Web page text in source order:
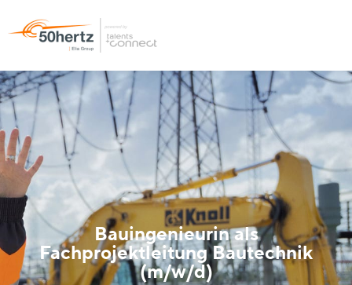
Bauingenieurin als
Fachprojektleitung Bautechnik
(m/w/d)